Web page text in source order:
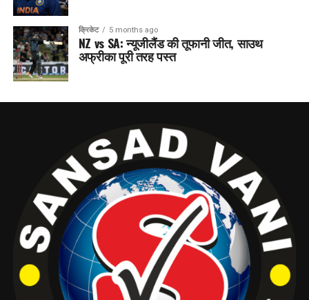
क्रिकेट 5 months ago
NZ vs SA: न्यूजीलैंड की तूफानी जीत, साउथ
अफ्रीका पूरी तरह पस्त